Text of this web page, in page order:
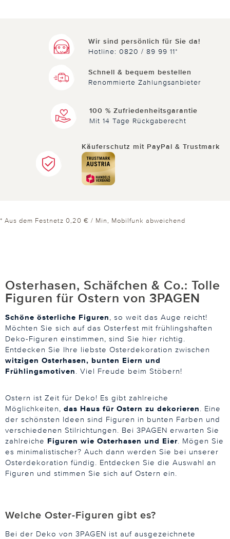
Wir sind persönlich für Sie da!
Hotline: 0820 / 89 99 11*
Schnell & bequem bestellen
Renommierte Zahlungsanbieter
100 % Zufriedenheitsgarantie
Mit 14 Tage Rückgaberecht
Käuferschutz mit PayPal & Trustmark
* Aus dem Festnetz 0,20 € / Min, Mobilfunk abweichend
Osterhasen, Schäfchen & Co.: Tolle
Figuren für Ostern von 3PAGEN
Schöne österliche Figuren, so weit das Auge reicht!
Möchten Sie sich auf das Osterfest mit frühlingshaften
Deko-Figuren einstimmen, sind Sie hier richtig.
Entdecken Sie Ihre liebste Osterdekoration zwischen
witzigen Osterhasen, bunten Eiern und
Frühlingsmotiven
. Viel Freude beim Stöbern!
Ostern ist Zeit für Deko! Es gibt zahlreiche
Möglichkeiten, das Haus für Ostern zu dekorieren
. Eine
der schönsten Ideen sind Figuren in bunten Farben und
verschiedenen Stilrichtungen. Bei 3PAGEN erwarten Sie
zahlreiche Figuren wie Osterhasen und Eier . Mögen Sie
es minimalistischer? Auch dann werden Sie bei unserer
Osterdekoration fündig. Entdecken Sie die Auswahl an
Figuren und stimmen Sie sich auf Ostern ein.
Welche Oster-Figuren gibt es?
Bei der Deko von 3PAGEN ist auf ausgezeichnete